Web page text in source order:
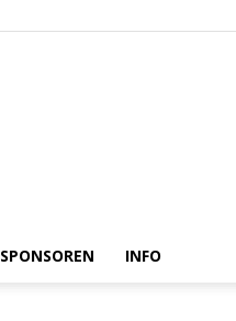
SPONSOREN INFO